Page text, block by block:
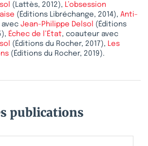
(Lattès, 2012), L’obsession
(Éditions Libréchange, 2014), Anti-
Jean-Philippe Delsol
(Éditions
Échec de l’État, coauteur avec
(Éditions du Rocher, 2017), Les
(Éditions du Rocher, 2019).
publications